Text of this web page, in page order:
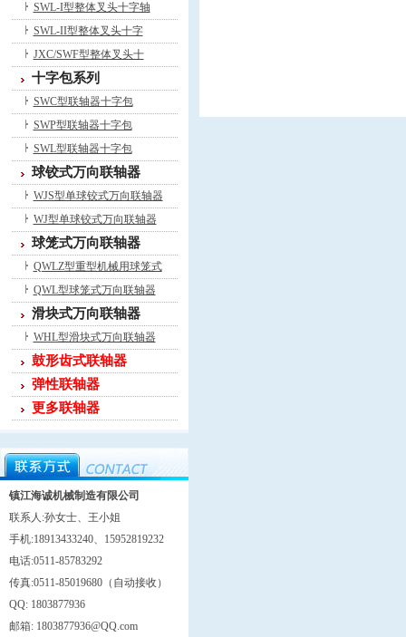
SWL-I型整体叉头十字轴
SWL-II型整体叉头十字
JXC/SWF型整体叉头十
十字包系列
SWC型联轴器十字包
SWP型联轴器十字包
SWL型联轴器十字包
球铰式万向联轴器
WJS型单球铰式万向联轴器
WJ型单球铰式万向联轴器
球笼式万向联轴器
QWLZ型重型机械用球笼式
QWL型球笼式万向联轴器
滑块式万向联轴器
WHL型滑块式万向联轴器
鼓形齿式联轴器
弹性联轴器
更多联轴器
镇江海诚机械制造有限公司
联系人:孙女士、王小姐
手机:18913433240、15952819232
电话:0511-85783292
传真:0511-85019680（自动接收）
QQ: 1803877936
邮箱: 1803877936@QQ.com